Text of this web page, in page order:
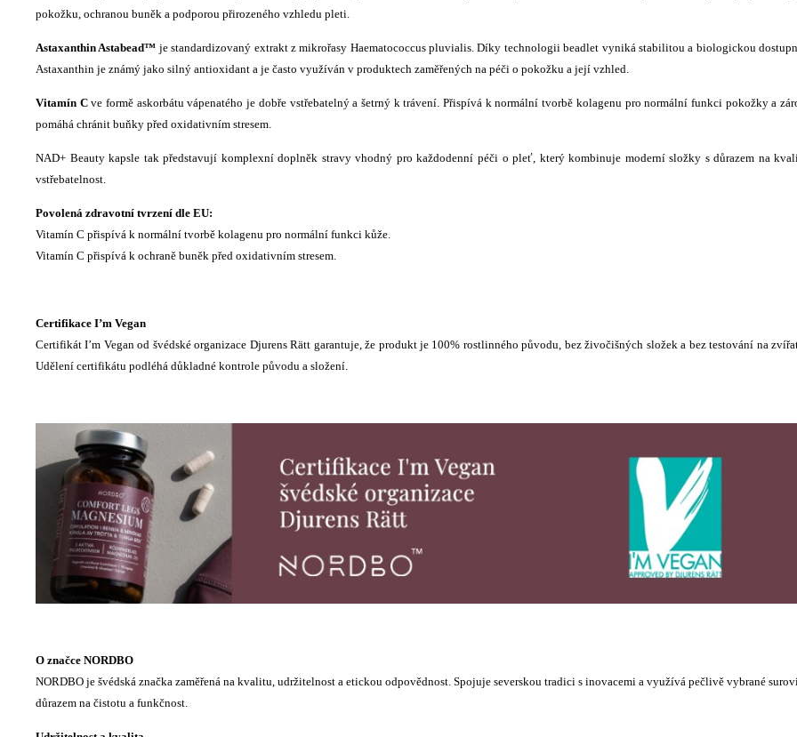
pokožku, ochranou buněk a podporou přirozeného vzhledu pleti.
Astaxanthin Astabead™ je standardizovaný extrakt z mikrořasy Haematococcus pluvialis. Díky technologii beadlet vyniká stabilitou a biologickou
Astaxanthin je známý jako silný antioxidant a je často využíván v produktech zaměřených na péči o pokožku a její vzhled.
Vitamín Cve formě askorbátu vápenatého je dobře vstřebatelný a šetrný k trávení. Přispívá k normální tvorbě kolagenu pro normální funkci pokožky a
pomáhá chránit buňky před oxidativním stresem.
NAD+ Beauty kapsle tak představují komplexní doplněk stravy vhodný pro každodenní péči o pleť, který kombinuje moderní složky s důrazem na
vstřebatelnost.
Povolená zdravotní tvrzení dle EU:
Vitamín C přispívá k normální tvorbě kolagenu pro normální funkci kůže.
Vitamín C přispívá k ochraně buněk před oxidativním stresem.
Certifikace I’m Vegan
Certifikát I’m Vegan od švédské organizace Djurens Rätt garantuje, že produkt je 100% rostlinného původu, bez živočišných složek a bez testování na
Udělení certifikátu podléhá důkladné kontrole původu a složení.
O značce NORDBO
NORDBO je švédská značka zaměřená na kvalitu, udržitelnost a etickou odpovědnost. Spojuje severskou tradici s inovacemi a využívá pečlivě vybrané
důrazem na čistotu a funkčnost.